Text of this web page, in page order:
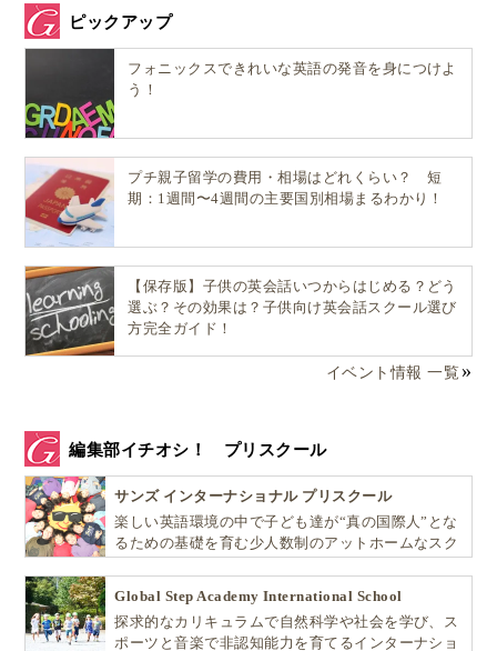
ピックアップ
フォニックスできれいな英語の発音を身につけよ
う！
プチ親子留学の費用・相場はどれくらい？ 短
期：1週間〜4週間の主要国別相場まるわかり！
【保存版】子供の英会話いつからはじめる？どう
選ぶ？その効果は？子供向け英会話スクール選び
方完全ガイド！
イベント情報 一覧
編集部イチオシ！ プリスクール
サンズ インターナショナル プリスクール
楽しい英語環境の中で子ども達が“真の国際人”とな
るための基礎を育む少人数制のアットホームなスク
Global Step Academy International School
探求的なカリキュラムで自然科学や社会を学び、ス
ポーツと音楽で非認知能力を育てるインターナショ